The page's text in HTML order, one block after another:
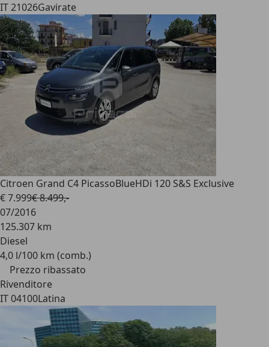
IT 21026Gavirate
Citroen Grand C4 PicassoBlueHDi 120 S&S Exclusive
€ 7.999€ 8.499,-
07/2016
125.307 km
Diesel
4,0 l/100 km (comb.)
Prezzo ribassato
Rivenditore
IT 04100Latina